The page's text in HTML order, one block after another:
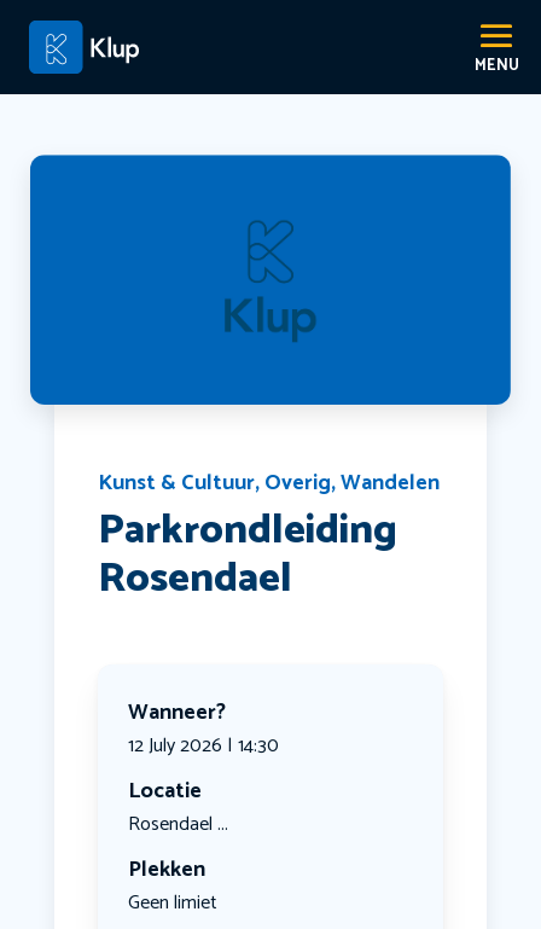
Kunst & Cultuur,Overig,Wandelen
Parkrondleiding
Rosendael
Wanneer?
12 July 2026 | 14:30
Locatie
Rosendael ...
Plekken
Geen limiet